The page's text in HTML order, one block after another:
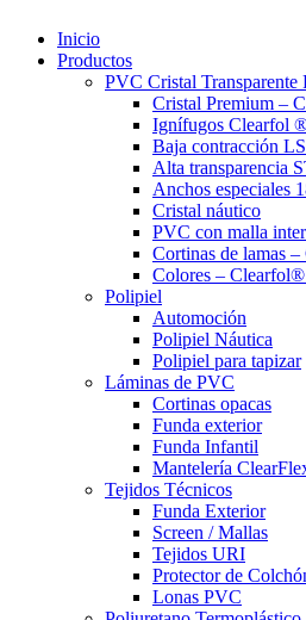
Inicio
Productos
PVC Cristal Transparente
Cristal Premium –
Ignífugos Clearfol
Baja contracción
Alta transparencia
Anchos especiales
Cristal náutico
PVC con malla
Cortinas de lamas
Colores – Clearfol®
Polipiel
Automoción
Polipiel Náutica
Polipiel para tapizar
Láminas de PVC
Cortinas opacas
Funda exterior
Funda Infantil
Mantelería
Tejidos Técnicos
Funda Exterior
Screen / Mallas
Tejidos URI
Protector de
Lonas PVC